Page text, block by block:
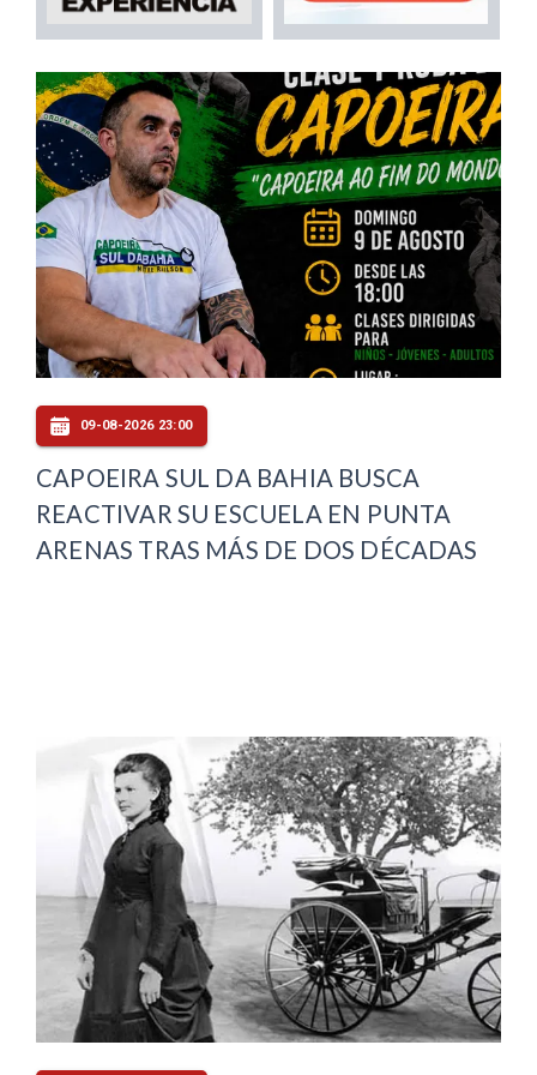
09-08-2026 23:00
CAPOEIRA SUL DA BAHIA BUSCA
REACTIVAR SU ESCUELA EN PUNTA
ARENAS TRAS MÁS DE DOS DÉCADAS